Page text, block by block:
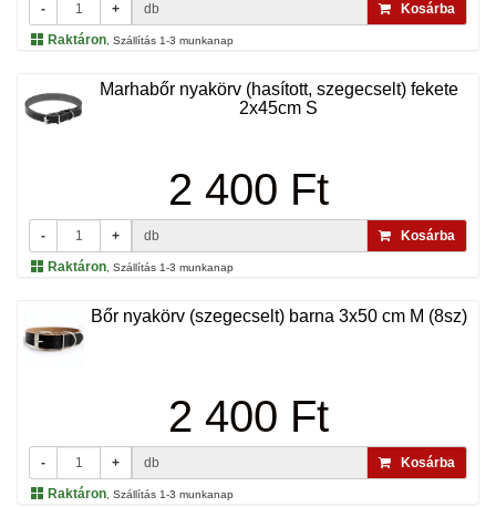
- + db
Kosárba
Raktáron , Szállítás 1-3 munkanap
Marhabőr nyakörv (hasított, szegecselt) fekete
2x45cm S
2 400 Ft
- + db
Kosárba
Raktáron , Szállítás 1-3 munkanap
Bőr nyakörv (szegecselt) barna 3x50 cm M (8sz)
2 400 Ft
- + db
Kosárba
Raktáron , Szállítás 1-3 munkanap